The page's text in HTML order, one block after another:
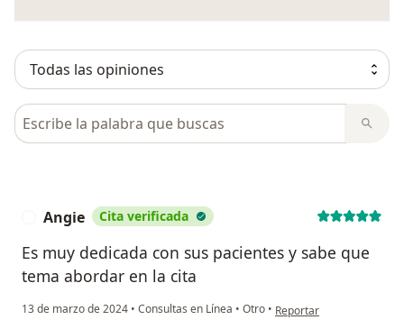
Busca en opiniones
Angie Cita verificada
Es muy dedicada con sus pacientes y sabe que
tema abordar en la cita
13 de marzo de 2024 • Consultas en Línea • Otro • en opinión del usuario
Reportar